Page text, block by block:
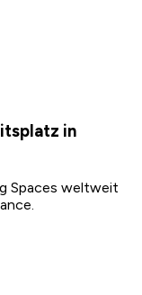
in
Spaces weltweit